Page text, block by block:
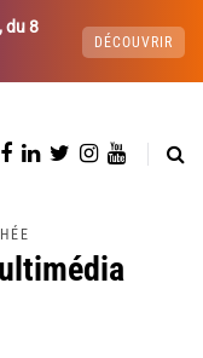
du 8
DÉCOUVRIR